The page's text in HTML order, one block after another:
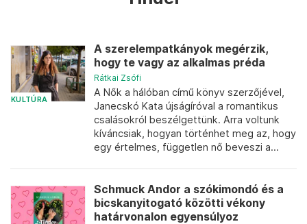
KULTÚRA
A szerelempatkányok megérzik,
hogy te vagy az alkalmas préda
Rátkai Zsófi
A Nők a hálóban című könyv szerzőjével,
Janecskó Kata újságíróval a romantikus
csalásokról beszélgettünk. Arra voltunk
kíváncsiak, hogyan történhet meg az, hogy
egy értelmes, független nő beveszi a...
Schmuck Andor a szókimondó és a
bicskanyitogató közötti vékony
határvonalon egyensúlyoz